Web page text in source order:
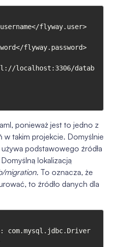
flyway.password>
localhost:3306/datab
ponieważ jest to jedno z
takim projekcie. Domyślnie
podstawowego źródła
lokalizacją
migration.To oznacza, że
to źródło danych dla